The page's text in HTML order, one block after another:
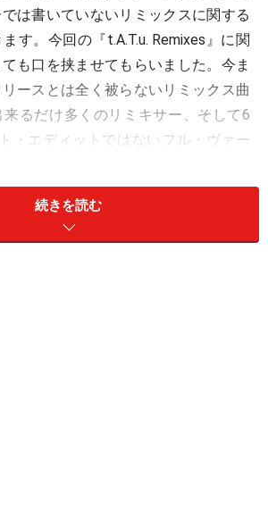
は書いていないリミックスに関する
す。今回の『t.A.T.u. Remixes』に関
も口を挟ませてもらいました。今ま
ースとは全く被らないリミックス曲
るだけ多くのリミキサー、そして6
・エディットではないフル・ヴァー
」のプロモ・ヴィデオのリミックス
続きを読む